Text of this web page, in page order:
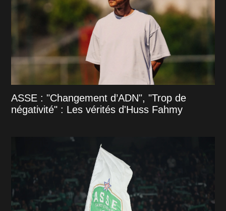
ASSE : "Changement d’ADN", "Trop de
négativité" : Les vérités d'Huss Fahmy